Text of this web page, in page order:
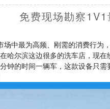
免费现场勘察
场中最为高频、刚需的消费行为
哈尔滨这边很多的洗车店，现
钟的时间一辆车，这款设备只